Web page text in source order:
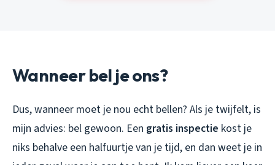
Wanneer bel je ons?
Dus, wanneer moet je nou echt bellen? Als je twijfelt, is
mijn advies: bel gewoon. Een gratis inspectie kost je
niks behalve een halfuurtje van je tijd, en dan weet je in